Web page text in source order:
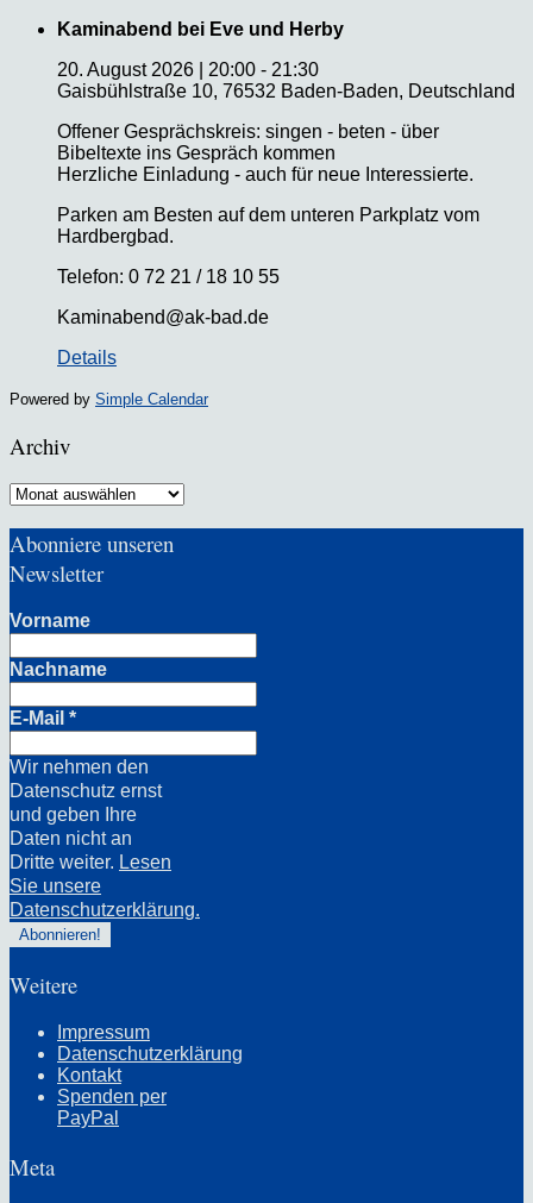
Kaminabend bei Eve und Herby
20. August 2026
20:00 - 21:30
Gaisbühlstraße 10, 76532 Baden-Baden, Deutschland
Offener Gesprächskreis: singen - beten - über
Bibeltexte ins Gespräch kommen
Herzliche Einladung - auch für neue Interessierte.
Parken am Besten auf dem unteren Parkplatz vom
Hardbergbad.
Telefon: 0 72 21 / 18 10 55
Kaminabend@ak-bad.de
Details
Powered by Simple Calendar
Archiv
Archiv
Abonniere unseren
Newsletter
Vorname
Nachname
E-Mail *
Wir nehmen den
Datenschutz ernst
und geben Ihre
Daten nicht an
Dritte weiter. Lesen
Sie unsere
Datenschutzerklärung.
Weitere
Impressum
Datenschutzerklärung
Kontakt
Spenden per
PayPal
Meta